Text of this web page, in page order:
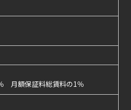
月額保証料総賃料の1％